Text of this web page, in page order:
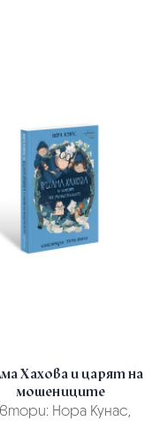
Хахова и царят на
мошениците
Нора Кунас,